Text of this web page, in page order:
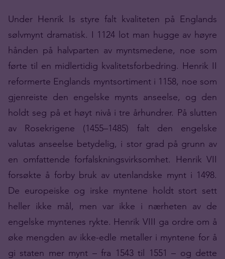
Under Henrik Is styre falt kvaliteten på Englands
sølvmynt dramatisk. I 1124 lot man hugge av høyre
hånden på halvparten av myntsmedene, noe som
førte til en midlertidig kvalitetsforbedring. Henrik II
reformerte Englands myntsortiment i 1158, noe som
gjenreiste den engelske mynts anseelse, og den
holdt seg på et høyt nivå i tre århundrer. På slutten
av Rosekrigene (1455–1485) falt den engelske
valutas anseelse betydelig, i stor grad på grunn av
en omfattende forfalskningsvirksomhet. Henrik VII
forsøkte å forby bruk av utenlandske mynt i 1498.
De europeiske og irske myntene holdt stort sett
heller ikke mål, men var ikke i nærheten av de
engelske myntenes rykte. Henrik VIII ga ordre om å
øke mengden av ikke-edle metaller i myntene for å
gi staten mer mynt – fra 1543 til 1551 – og dette